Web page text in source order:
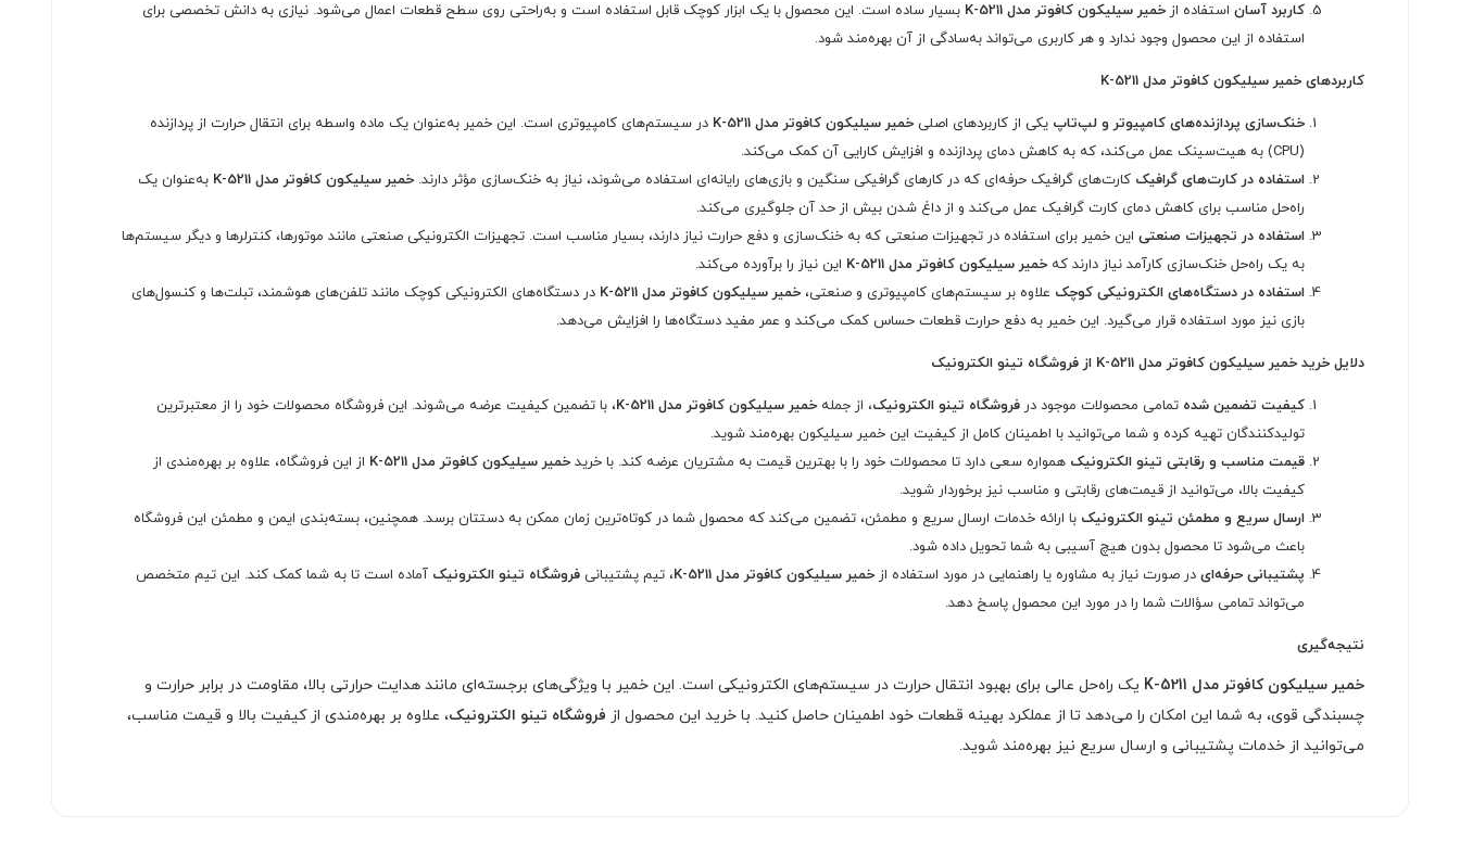
کاربرد آسان استفاده از خمیر سیلیکون کافوتر مدل K-5211
بسیار ساده است. این محصول با یک ابزار کوچک قابل استفاده است و به‌راحتی روی سطح قطعات اعمال می‌شود. نیازی به دانش تخصصی برای
استفاده از این محصول وجود ندارد و هر کاربری می‌تواند به‌سادگی از آن بهره‌مند شود.
کاربردهای خمیر سیلیکون کافوتر مدل K-5211
خنک‌سازی پردازنده‌های کامپیوتر و لپ‌تاپ یکی از کاربردهای اصلی خمیر سیلیکون کافوتر مدل K-5211
در سیستم‌های کامپیوتری است. این خمیر به‌عنوان یک ماده واسطه برای انتقال حرارت از پردازنده
(CPU) به هیت‌سینک عمل می‌کند، که به کاهش دمای پردازنده و افزایش کارایی آن کمک می‌کند.
استفاده در کارت‌های گرافیک کارت‌های گرافیک حرفه‌ای که در کارهای گرافیکی سنگین و بازی‌های رایانه‌ای استفاده می‌شوند، نیاز به خنک‌سازی مؤثر دارند. خمیر سیلیکون کافوتر مدل K-5211
به‌عنوان یک
راه‌حل مناسب برای کاهش دمای کارت گرافیک عمل می‌کند و از داغ شدن بیش از حد آن جلوگیری می‌کند.
استفاده در تجهیزات صنعتی این خمیر برای استفاده در تجهیزات صنعتی که به خنک‌سازی و دفع حرارت نیاز دارند، بسیار مناسب است. تجهیزات الکترونیکی صنعتی مانند موتورها، کنترلرها و دیگر سیستم‌ها
به یک راه‌حل خنک‌سازی کارآمد نیاز دارند که خمیر سیلیکون کافوتر مدل K-5211
این نیاز را برآورده می‌کند.
استفاده در دستگاه‌های الکترونیکی کوچک علاوه بر سیستم‌های کامپیوتری و صنعتی، خمیر سیلیکون کافوتر مدل K-5211
در دستگاه‌های الکترونیکی کوچک مانند تلفن‌های هوشمند، تبلت‌ها و کنسول‌های
بازی نیز مورد استفاده قرار می‌گیرد. این خمیر به دفع حرارت قطعات حساس کمک می‌کند و عمر مفید دستگاه‌ها را افزایش می‌دهد.
دلایل خرید خمیر سیلیکون کافوتر مدل K-5211 از فروشگاه تینو الکترونیک
کیفیت تضمین شده تمامی محصولات موجود در فروشگاه تینو الکترونیک، از جمله خمیر سیلیکون کافوتر مدل K-5211
، با تضمین کیفیت عرضه می‌شوند. این فروشگاه محصولات خود را از معتبرترین
تولیدکنندگان تهیه کرده و شما می‌توانید با اطمینان کامل از کیفیت این خمیر سیلیکون بهره‌مند شوید.
قیمت مناسب و رقابتی تینو الکترونیک همواره سعی دارد تا محصولات خود را با بهترین قیمت به مشتریان عرضه کند. با خرید خمیر سیلیکون کافوتر مدل K-5211
از این فروشگاه، علاوه بر بهره‌مندی از
کیفیت بالا، می‌توانید از قیمت‌های رقابتی و مناسب نیز برخوردار شوید.
ارسال سریع و مطمئن تینو الکترونیک با ارائه خدمات ارسال سریع و مطمئن، تضمین می‌کند که محصول شما در کوتاه‌ترین زمان ممکن به دستتان برسد. همچنین، بسته‌بندی ایمن و مطمئن این فروشگاه
باعث می‌شود تا محصول بدون هیچ آسیبی به شما تحویل داده شود.
پشتیبانی حرفه‌ای در صورت نیاز به مشاوره یا راهنمایی در مورد استفاده از خمیر سیلیکون کافوتر مدل K-5211 ، تیم پشتیبانی فروشگاه تینو الکترونیک آماده است تا به شما کمک کند. این تیم متخصص
می‌تواند تمامی سؤالات شما را در مورد این محصول پاسخ دهد.
نتیجه‌گیری
خمیر سیلیکون کافوتر مدل K-5211
یک راه‌حل عالی برای بهبود انتقال حرارت در سیستم‌های الکترونیکی است. این خمیر با ویژگی‌های برجسته‌ای مانند هدایت حرارتی بالا، مقاومت در برابر حرارت و
چسبندگی قوی، به شما این امکان را می‌دهد تا از عملکرد بهینه قطعات خود اطمینان حاصل کنید. با خرید این محصول از فروشگاه تینو الکترونیک، علاوه بر بهره‌مندی از کیفیت بالا و قیمت مناسب،
می‌توانید از خدمات پشتیبانی و ارسال سریع نیز بهره‌مند شوید.